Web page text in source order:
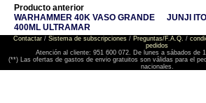
Producto anterior
WARHAMMER 40K VASO GRANDE
400ML ULTRAMAR
JUNJI
Contactar/ Sistema de subscripciones/ Preguntas/F.A.Q. /
pedidos
Atención al cliente: 951 600 072. De lunes a sábados de
(**) Las ofertas de gastos de envio gratuitos son válidas para el
nacionales.